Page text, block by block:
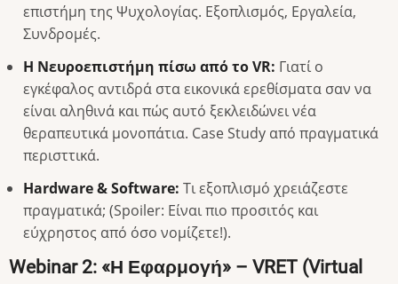
επιστήμη της Ψυχολογίας. Εξοπλισμός, Εργαλεία,
Συνδρομές.
Η Νευροεπιστήμη πίσω από το VR: Γιατί ο
εγκέφαλος αντιδρά στα εικονικά ερεθίσματα σαν να
είναι αληθινά και πώς αυτό ξεκλειδώνει νέα
θεραπευτικά μονοπάτια. Case Study από πραγματικά
περισττικά.
Hardware & Software: Τι εξοπλισμό χρειάζεστε
πραγματικά; (Spoiler: Είναι πιο προσιτός και
εύχρηστος από όσο νομίζετε!).
Webinar 2: «Η Εφαρμογή» – VRET (Virtual